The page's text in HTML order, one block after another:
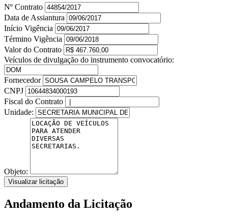
Nº Contrato
Data de Assiantura
Início Vigência
Término Vigência
Valor do Contrato
Veículos de divulgação do instrumento convocatório:
Fornecedor
CNPJ
Fiscal do Contrato
Unidade:
Objeto:
Visualizar licitação
Andamento da Licitação